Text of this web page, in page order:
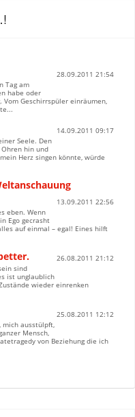
28.09.2011 21:54
Tag am
habe oder
Geschirrspüler einräumen,
14.09.2011 09:17
Seele. Den
hin und
Herz singen könnte, würde
13.09.2011 22:56
eben. Wenn
Ego gecrasht
auf einmal – egal! Eines hilft
26.08.2011 21:12
sind
ist unglaublich
wieder einrenken
25.08.2011 12:12
mich ausstülpft,
Mensch,
von Beziehung die ich